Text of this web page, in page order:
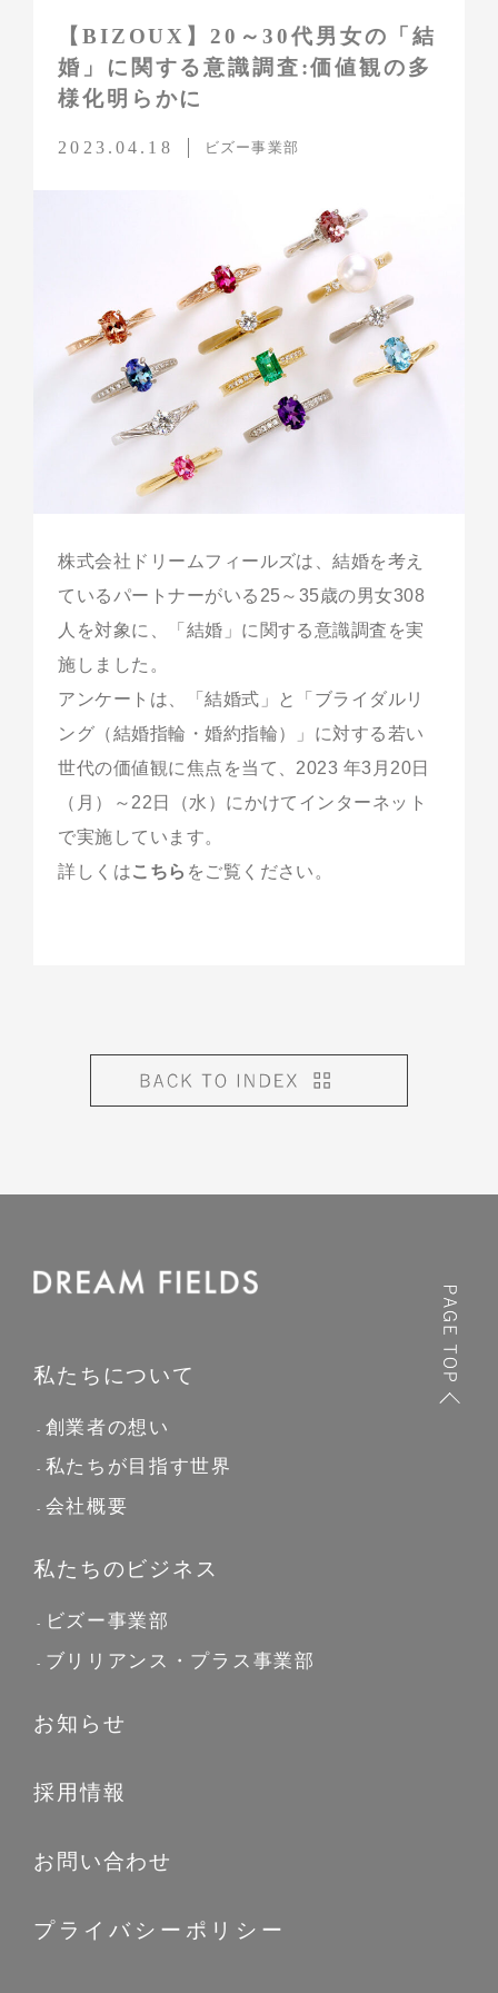
【BIZOUX】20～30代男女の「結
婚」に関する意識調査:価値観の多
様化明らかに
2023.04.18 ビズー事業部
株式会社ドリームフィールズは、結婚を考え
ているパートナーがいる25～35歳の男女308
人を対象に、「結婚」に関する意識調査を実
施しました。
アンケートは、「結婚式」と「ブライダルリ
ング（結婚指輪・婚約指輪）」に対する若い
世代の価値観に焦点を当て、2023 年3月20日
（月）～22日（水）にかけてインターネット
で実施しています。
詳しくはこちら をご覧ください。
私たちについて
創業者の想い
私たちが目指す世界
会社概要
私たちのビジネス
ビズー事業部
ブリリアンス・プラス事業部
お知らせ
採用情報
お問い合わせ
プライバシーポリシー